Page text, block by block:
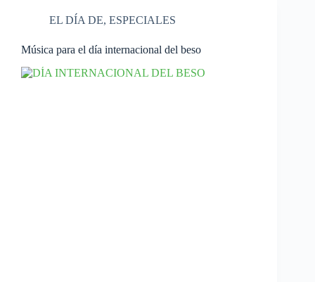
EL DÍA DE, ESPECIALES
Música para el día internacional del beso